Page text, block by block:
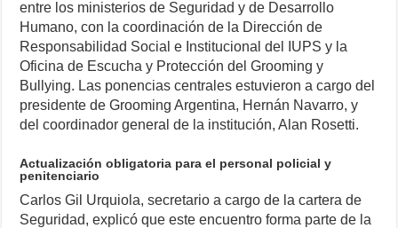
entre los ministerios de Seguridad y de Desarrollo
Humano, con la coordinación de la Dirección de
Responsabilidad Social e Institucional del IUPS y la
Oficina de Escucha y Protección del Grooming y
Bullying. Las ponencias centrales estuvieron a cargo del
presidente de Grooming Argentina, Hernán Navarro, y
del coordinador general de la institución, Alan Rosetti.
Actualización obligatoria para el personal policial y
penitenciario
Carlos Gil Urquiola, secretario a cargo de la cartera de
Seguridad, explicó que este encuentro forma parte de la